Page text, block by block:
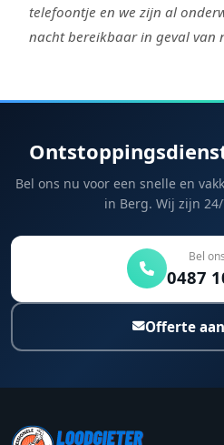
telefoontje en we zijn al
nacht bereikbaar in geval van
Bel ons nu voor een snelle en
in Berg. Wij zijn
Bel
0487
Offerte